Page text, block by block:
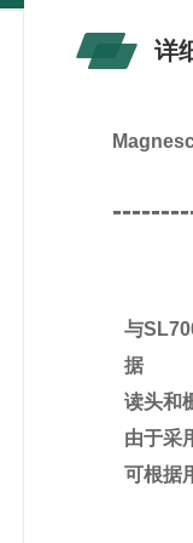
详
与
据
读头和
由于采
可根据